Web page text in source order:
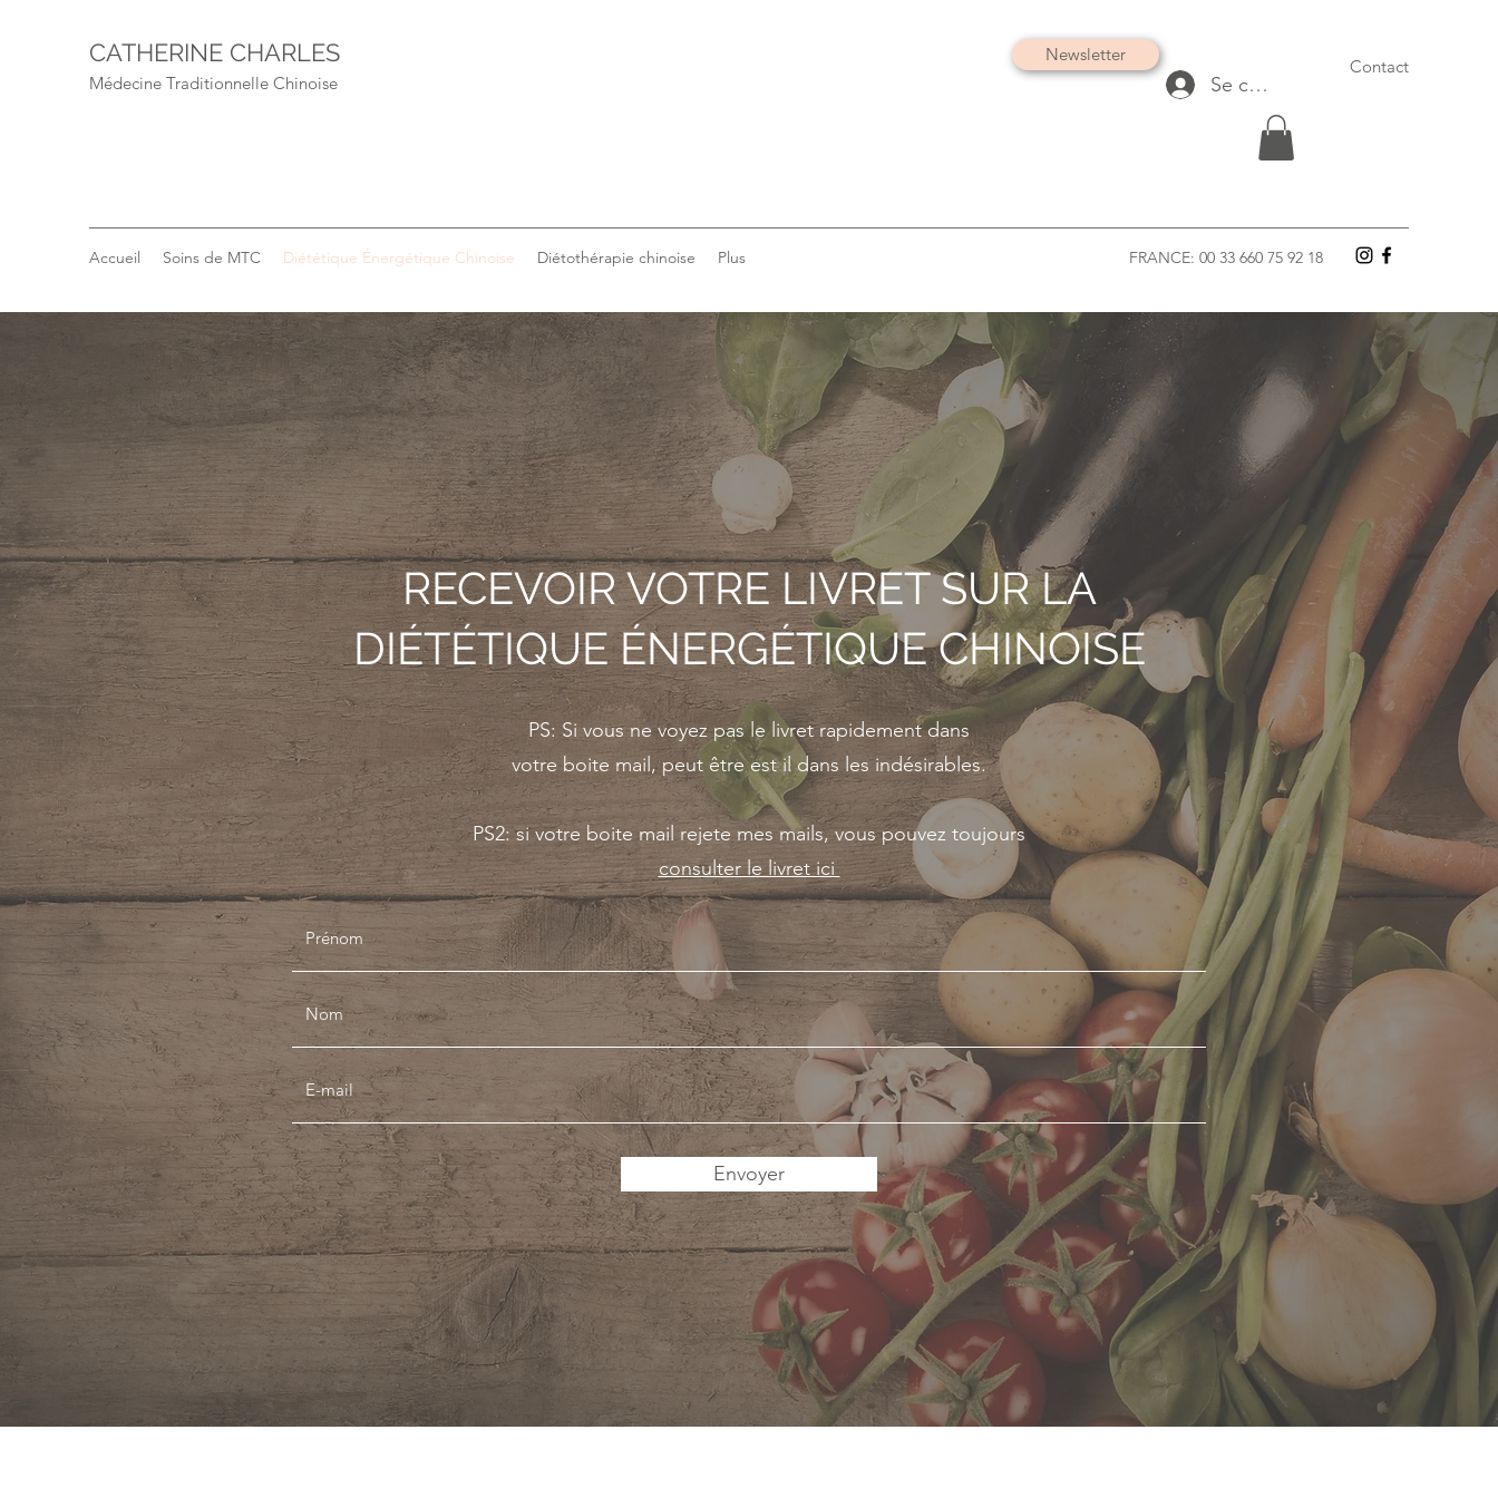
CATHERINE CHARLES
Médecine Traditionnelle Chinoise
Newsletter
Contact
Se connecter
Accueil Soins de MTC Diététique Énergétique Chinoise Diétothérapie chinoise Plus FRANCE: 00 33 660 75 92 18
RECEVOIR VOTRE LIVRET SUR LA
DIÉTÉTIQUE ÉNERGÉTIQUE CHINOISE
PS: Si vous ne voyez pas le livret rapidement dans
votre boite mail, peut être est il dans les indésirables.
PS2: si votre boite mail rejete mes mails, vous pouvez toujours
consulter le livret ici
Envoyer